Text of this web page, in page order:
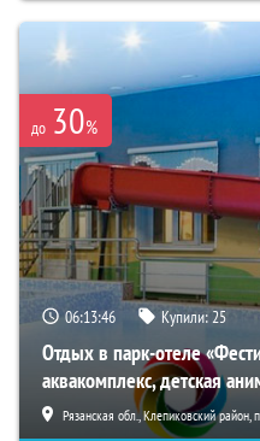
до 30%
06:13:45 Купили:25
Отдых в парк-отеле
аквакомплекс, детская
Рязанская обл., Клепиковский район,